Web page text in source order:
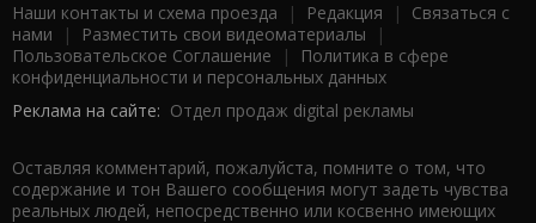
Наши контакты и схема проезда | Редакция | Связаться с
нами | Разместить свои видеоматериалы |
Пользовательское Соглашение |
Политика в сфере
конфиденциальности и персональных данных
Реклама на сайте: Отдел продаж digital рекламы
Оставляя комментарий, пожалуйста, помните о том, что
содержание и тон Вашего сообщения могут задеть чувства
реальных людей, непосредственно или косвенно имеющих